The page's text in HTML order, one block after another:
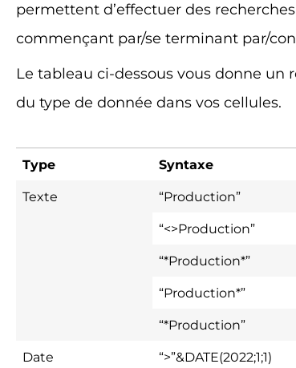
permettent d’effectuer des
commençant par/se terminant par/
Le tableau ci-dessous vous donne
du type de donnée dans vos cellules.
Type Syntaxe
Texte
“Production”
“<>Production”
“*Production*”
“Production*”
“*Production”
Date
“>”&DATE(2022;1;1)